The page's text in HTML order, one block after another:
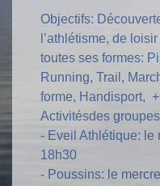
Objectifs:
l’athlétisme, de
toutes ses formes:
Running, Trail,
forme, Handisport,
Activitésdes
- Eveil Athlétique: le
18h30
- Poussins: le